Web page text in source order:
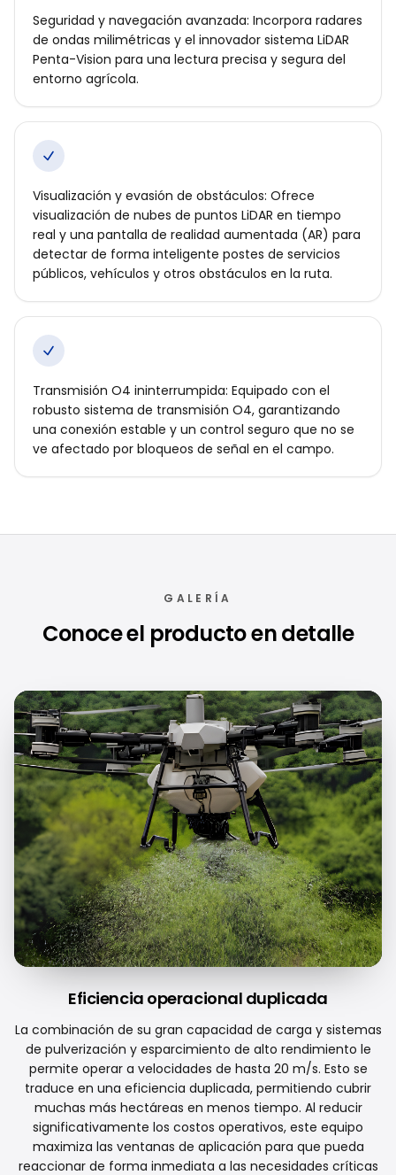
Seguridad y navegación avanzada: Incorpora radares
de ondas milimétricas y el innovador sistema LiDAR
Penta-Vision para una lectura precisa y segura del
entorno agrícola.
Visualización y evasión de obstáculos: Ofrece
visualización de nubes de puntos LiDAR en tiempo
real y una pantalla de realidad aumentada (AR) para
detectar de forma inteligente postes de servicios
públicos, vehículos y otros obstáculos en la ruta.
Transmisión O4 ininterrumpida: Equipado con el
robusto sistema de transmisión O4, garantizando
una conexión estable y un control seguro que no se
ve afectado por bloqueos de señal en el campo.
GALERÍA
Conoce el producto en detalle
Eficiencia operacional duplicada
La combinación de su gran capacidad de carga y sistemas
de pulverización y esparcimiento de alto rendimiento le
permite operar a velocidades de hasta 20 m/s. Esto se
traduce en una eficiencia duplicada, permitiendo cubrir
muchas más hectáreas en menos tiempo. Al reducir
significativamente los costos operativos, este equipo
maximiza las ventanas de aplicación para que pueda
reaccionar de forma inmediata a las necesidades críticas